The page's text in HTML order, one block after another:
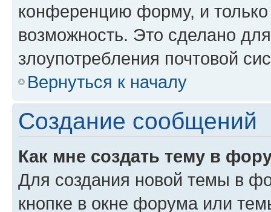
конференцию форму, и
возможность. Это сделано
злоупотребления почтовой
Вернуться к началу
Создание сообщений
Как мне создать тему в
Для создания новой темы в
кнопке в окне форума или